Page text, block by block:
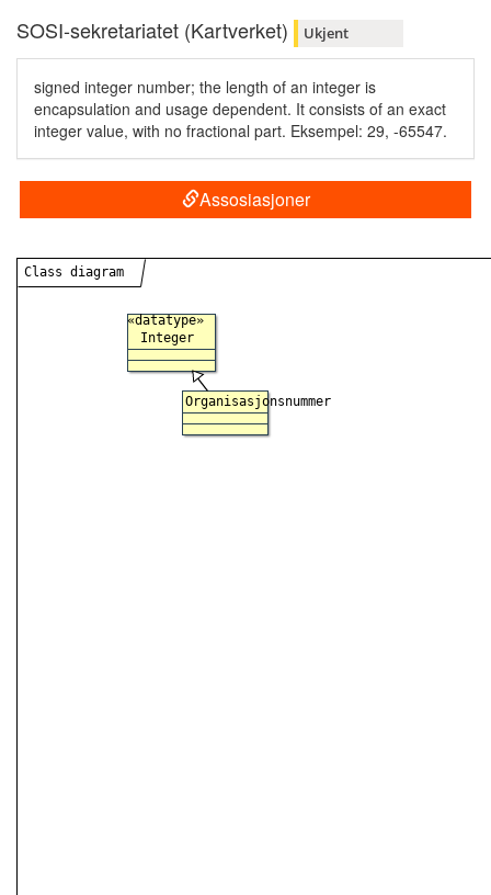
SOSI-sekretariatet (Kartverket) Ukjent
signed integer number; the length of an integer is
encapsulation and usage dependent. It consists of an exact
integer value, with no fractional part. Eksempel: 29, -65547.
Assosiasjoner